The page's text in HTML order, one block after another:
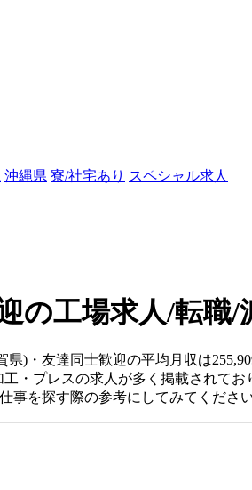
沖縄県 寮/社宅あり スペシャル求人
の工場求人/転職/
)・友達同士歓迎の平均月収は
・プレスの求人が多く掲載されてお
事を探す際の参考にしてみてください